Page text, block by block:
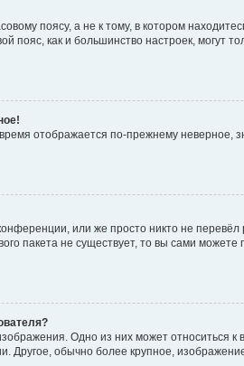
поясу, а не к тому, в котором
пояс, как и большинство настроек,
отображается по-прежнему
или же просто никто не
пакета не существует, то вы сами
Одно из них может относиться
обычно более крупное,